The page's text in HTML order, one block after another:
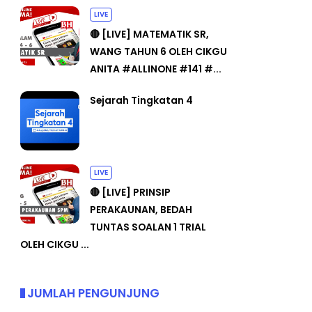
LIVE
🔴 [LIVE] MATEMATIK SR,
WANG TAHUN 6 OLEH CIKGU
ANITA #ALLINONE #141 #...
Sejarah Tingkatan 4
LIVE
🔴 [LIVE] PRINSIP
PERAKAUNAN, BEDAH
TUNTAS SOALAN 1 TRIAL
OLEH CIKGU ...
JUMLAH PENGUNJUNG